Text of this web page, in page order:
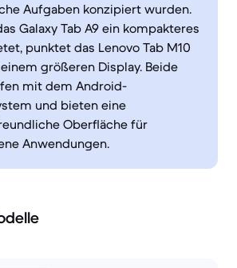
Aufgaben konzipiert wurden.
Galaxy Tab A9 ein kompakteres
punktet das Lenovo Tab M10
größeren Display. Beide
mit dem Android-
und bieten eine
Oberfläche für
Anwendungen.